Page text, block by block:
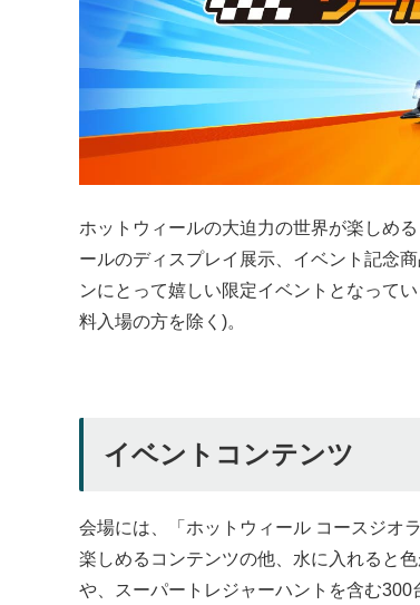
ホットウィールの大迫力の世界が楽しめ
ールのディスプレイ展示、イベント記念
ンにとって嬉しい限定イベントとなって
料入場の方を除く)。
イベントコンテンツ
会場には、「ホットウィール コースジ
楽しめるコンテンツの他、水に入れると
や、スーパートレジャーハントを含む